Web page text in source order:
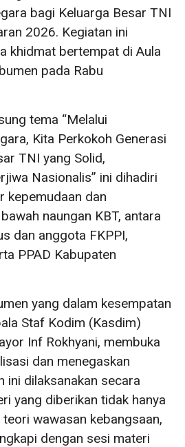
bagi Keluarga Besar TNI
2026. Kegiatan ini
khidmat bertempat di Aula
pada Rabu
tema “Melalui
Kita Perkokoh Generasi
TNI yang Solid,
Nasionalis” ini dihadiri
kepemudaan dan
naungan KBT, antara
dan anggota FKPPI,
PPAD Kabupaten
yang dalam kesempatan
Staf Kodim (Kasdim)
Inf Rokhyani, membuka
dan menegaskan
ini dilaksanakan secara
yang diberikan tidak hanya
wawasan kebangsaan,
dengan sesi materi